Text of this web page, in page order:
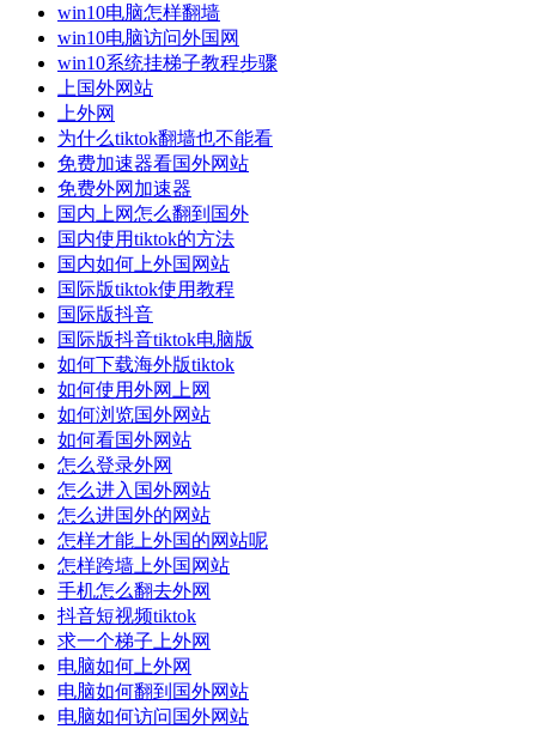
win10电脑怎样翻墙
win10电脑访问外国网
win10系统挂梯子教程步骤
上国外网站
上外网
为什么tiktok翻墙也不能看
免费加速器看国外网站
免费外网加速器
国内上网怎么翻到国外
国内使用tiktok的方法
国内如何上外国网站
国际版tiktok使用教程
国际版抖音
国际版抖音tiktok电脑版
如何下载海外版tiktok
如何使用外网上网
如何浏览国外网站
如何看国外网站
怎么登录外网
怎么进入国外网站
怎么进国外的网站
怎样才能上外国的网站呢
怎样跨墙上外国网站
手机怎么翻去外网
抖音短视频tiktok
求一个梯子上外网
电脑如何上外网
电脑如何翻到国外网站
电脑如何访问国外网站